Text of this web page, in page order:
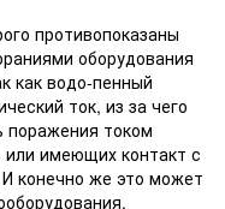
противопоказаны
оборудования
как водо-пенный
ток, из за чего
поражения током
имеющих контакт с
конечно же это может